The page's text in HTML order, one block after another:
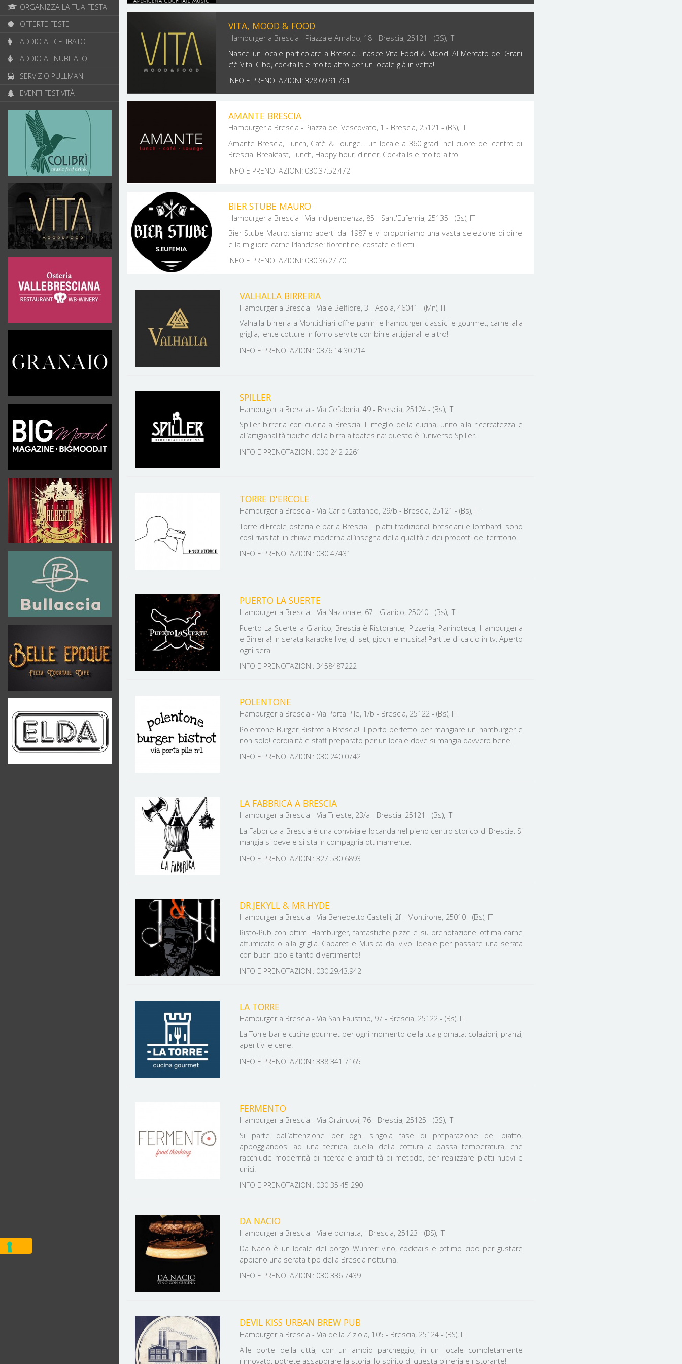
ORGANIZZA LA TUA FESTA
OFFERTE FESTE
ADDIO AL CELIBATO
ADDIO AL NUBILATO
SERVIZIO PULLMAN
EVENTI FESTIVITÀ
VITA, MOOD & FOOD
Hamburger a Brescia - Piazzale Arnaldo, 18 - Brescia, 25121 - (BS), IT
Nasce un locale particolare a Brescia... nasce Vita Food & Mood! Al Mercato dei Grani
c'è Vita! Cibo, cocktails e molto altro per un locale già in vetta!
INFO E PRENOTAZIONI: 328.69.91.761
AMANTE BRESCIA
Hamburger a Brescia - Piazza del Vescovato, 1 - Brescia, 25121 - (BS), IT
Amante Brescia, Lunch, Cafè & Lounge... un locale a 360 gradi nel cuore del centro di
Brescia. Breakfast, Lunch, Happy hour, dinner, Cocktails e molto altro
INFO E PRENOTAZIONI: 030.37.52.472
BIER STUBE MAURO
Hamburger a Brescia - Via indipendenza, 85 - Sant'Eufemia, 25135 - (Bs), IT
Bier Stube Mauro: siamo aperti dal 1987 e vi proponiamo una vasta selezione di birre
e la migliore carne Irlandese: fiorentine, costate e filetti!
INFO E PRENOTAZIONI: 030.36.27.70
VALHALLA BIRRERIA
Hamburger a Brescia - Viale Belfiore, 3 - Asola, 46041 - (Mn), IT
Valhalla birreria a Montichiari offre panini e hamburger classici e gourmet, carne alla
griglia, lente cotture in forno servite con birre artigianali e altro!
INFO E PRENOTAZIONI: 0376.14.30.214
SPILLER
Hamburger a Brescia - Via Cefalonia, 49 - Brescia, 25124 - (Bs), IT
Spiller birreria con cucina a Brescia. Il meglio della cucina, unito alla ricercatezza e
all’artigianalità tipiche della birra altoatesina: questo è l’universo Spiller.
INFO E PRENOTAZIONI: 030 242 2261
TORRE D'ERCOLE
Hamburger a Brescia - Via Carlo Cattaneo, 29/b - Brescia, 25121 - (Bs), IT
Torre d'Ercole osteria e bar a Brescia. I piatti tradizionali bresciani e lombardi sono
così rivisitati in chiave moderna all’insegna della qualità e dei prodotti del territorio.
INFO E PRENOTAZIONI: 030 47431
PUERTO LA SUERTE
Hamburger a Brescia - Via Nazionale, 67 - Gianico, 25040 - (Bs), IT
Puerto La Suerte a Gianico, Brescia è Ristorante, Pizzeria, Paninoteca, Hamburgeria
e Birreria! In serata karaoke live, dj set, giochi e musica! Partite di calcio in tv. Aperto
ogni sera!
INFO E PRENOTAZIONI: 3458487222
POLENTONE
Hamburger a Brescia - Via Porta Pile, 1/b - Brescia, 25122 - (Bs), IT
Polentone Burger Bistrot a Brescia! il porto perfetto per mangiare un hamburger e
non solo! cordialità e staff preparato per un locale dove si mangia davvero bene!
INFO E PRENOTAZIONI: 030 240 0742
LA FABBRICA A BRESCIA
Hamburger a Brescia - Via Trieste, 23/a - Brescia, 25121 - (Bs), IT
La Fabbrica a Brescia è una conviviale locanda nel pieno centro storico di Brescia. Si
mangia si beve e si sta in compagnia ottimamente.
INFO E PRENOTAZIONI: 327 530 6893
DR.JEKYLL & MR.HYDE
Hamburger a Brescia - Via Benedetto Castelli, 2f - Montirone, 25010 - (Bs), IT
Risto-Pub con ottimi Hamburger, fantastiche pizze e su prenotazione ottima carne
affumicata o alla griglia. Cabaret e Musica dal vivo. Ideale per passare una serata
con buon cibo e tanto divertimento!
INFO E PRENOTAZIONI: 030.29.43.942
LA TORRE
Hamburger a Brescia - Via San Faustino, 97 - Brescia, 25122 - (Bs), IT
La Torre bar e cucina gourmet per ogni momento della tua giornata: colazioni, pranzi,
aperitivi e cene.
INFO E PRENOTAZIONI: 338 341 7165
FERMENTO
Hamburger a Brescia - Via Orzinuovi, 76 - Brescia, 25125 - (BS), IT
Si parte dall’attenzione per ogni singola fase di preparazione del piatto,
appoggiandosi ad una tecnica, quella della cottura a bassa temperatura, che
racchiude modernità di ricerca e antichità di metodo, per realizzare piatti nuovi e
unici.
INFO E PRENOTAZIONI: 030 35 45 290
DA NACIO
Hamburger a Brescia - Viale bornata, - Brescia, 25123 - (BS), IT
Da Nacio è un locale del borgo Wuhrer: vino, cocktails e ottimo cibo per gustare
appieno una serata tipo della Brescia notturna.
INFO E PRENOTAZIONI: 030 336 7439
DEVIL KISS URBAN BREW PUB
Hamburger a Brescia - Via della Ziziola, 105 - Brescia, 25124 - (BS), IT
Alle porte della città, con un ampio parcheggio, in un locale completamente
rinnovato, potrete assaporare la storia, lo spirito di questa birreria e ristorante!